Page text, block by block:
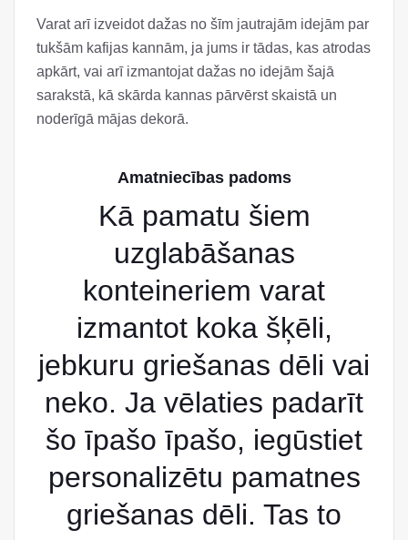
Varat arī izveidot dažas no šīm jautrajām idejām par
tukšām kafijas kannām, ja jums ir tādas, kas atrodas
apkārt, vai arī izmantojat dažas no idejām šajā
sarakstā, kā skārda kannas pārvērst skaistā un
noderīgā mājas dekorā.
Amatniecības padoms
Kā pamatu šiem
uzglabāšanas
konteineriem varat
izmantot koka šķēli,
jebkuru griešanas dēli vai
neko. Ja vēlaties padarīt
šo īpašo īpašo, iegūstiet
personalizētu pamatnes
griešanas dēli. Tas to